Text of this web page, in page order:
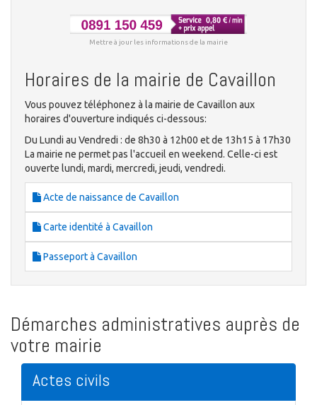
Mettre à jour les informations de la mairie
Horaires de la mairie de Cavaillon
Vous pouvez téléphonez à la mairie de Cavaillon aux
horaires d'ouverture indiqués ci-dessous:
Du Lundi au Vendredi : de 8h30 à 12h00 et de 13h15 à 17h30
La mairie ne permet pas l'accueil en weekend. Celle-ci est
ouverte lundi, mardi, mercredi, jeudi, vendredi.
Acte de naissance de Cavaillon
Carte identité à Cavaillon
Passeport à Cavaillon
Démarches administratives auprès de
votre mairie
Actes civils